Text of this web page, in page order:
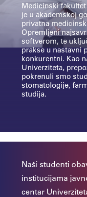
Medicinski
je u akademskoj
privatna
Opremljeni
softverom, te
prakse u nastavni
konkurentni. Kao
Univerziteta,
pokrenuli smo
stomatologije,
studija.
Naši studenti
institucijama
centar